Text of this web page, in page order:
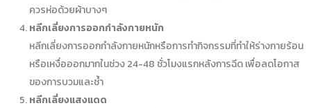
ควรห่อด้วยผ้าบางๆ
หลีกเลี่ยงการออกกำลังกายหนัก
หลีกเลี่ยงการออกกำลังกายหนักหรือการทำกิจกรรมที่ทำให้ร่างกายร้อน
หรือเหงื่อออกมากในช่วง 24-48 ชั่วโมงแรกหลังการฉีด เพื่อลดโอกาส
ของการบวมและช้ำ
หลีกเลี่ยงแสงแดด